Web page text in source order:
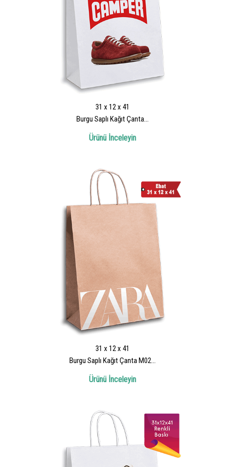
31 x 12 x 41
Burgu Saplı Kağıt Çanta...
Ürünü İnceleyin
31 x 12 x 41
Burgu Saplı Kağıt Çanta M02...
Ürünü İnceleyin